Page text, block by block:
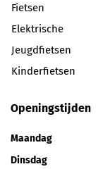
Fietsen
Elektrische
Jeugdfietsen
Kinderfietsen
Openingstijden
Maandag
Dinsdag